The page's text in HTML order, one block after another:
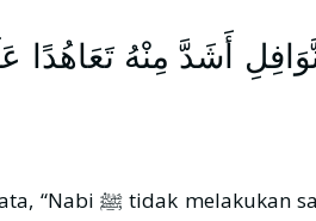
أَشَدَّ مِنْهُ تَعَاهُدًا